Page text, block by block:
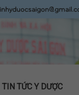
TIN TỨC Y DƯỢC